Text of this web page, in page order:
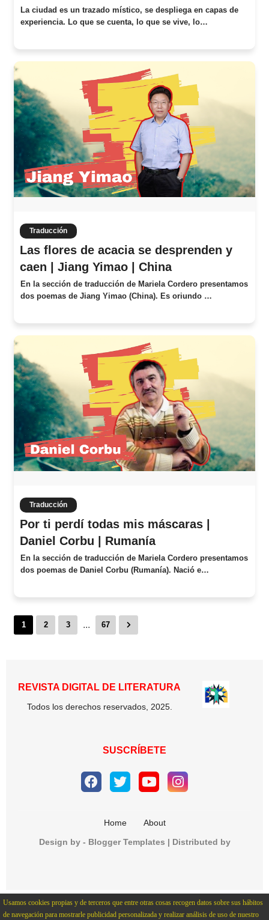
La ciudad es un trazado místico, se despliega en capas de
experiencia. Lo que se cuenta, lo que se vive, lo…
Traducción
Las flores de acacia se desprenden y
caen | Jiang Yimao | China
En la sección de traducción de Mariela Cordero presentamos
dos poemas de Jiang Yimao (China). Es oriundo …
Traducción
Por ti perdí todas mis máscaras |
Daniel Corbu | Rumanía
En la sección de traducción de Mariela Cordero presentamos
dos poemas de Daniel Corbu (Rumanía). Nació e…
1 2 3 ... 67
REVISTA DIGITAL DE LITERATURA
Todos los derechos reservados, 2025.
SUSCRÍBETE
Home
About
Design by - Blogger Templates | Distributed by
Usamos cookies propias y de terceros que entre otras cosas recogen datos sobre sus hábitos
de navegación para mostrarle publicidad personalizada y realizar análisis de uso de nuestro